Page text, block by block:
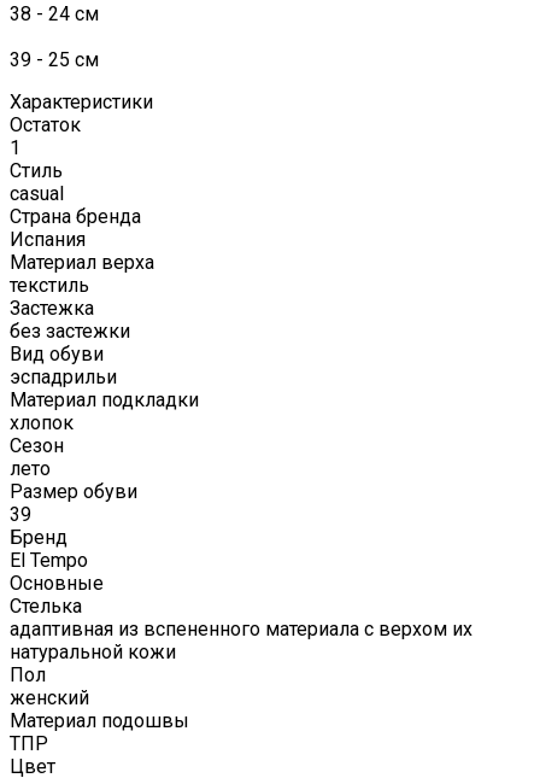
38 - 24 см
39 - 25 см
Характеристики
Остаток
1
Стиль
casual
Страна бренда
Испания
Материал верха
текстиль
Застежка
без застежки
Вид обуви
эспадрильи
Материал подкладки
хлопок
Сезон
лето
Размер обуви
39
Бренд
El Tempo
Основные
Стелька
адаптивная из вспененного материала с верхом их
натуральной кожи
Пол
женский
Материал подошвы
ТПР
Цвет